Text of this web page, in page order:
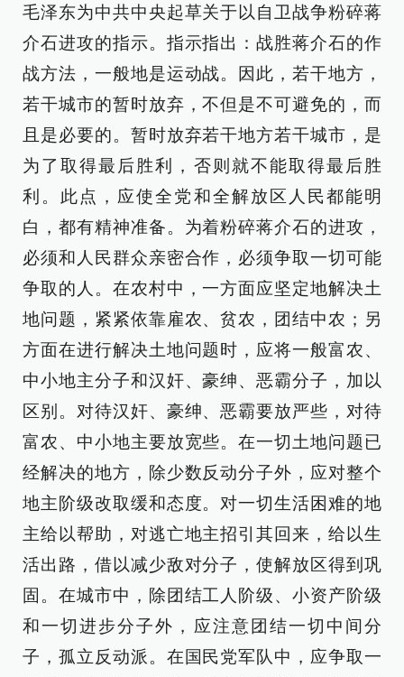
毛泽东为中共中央起草关于以自卫战争粉碎蒋
介石进攻的指示。指示指出：战胜蒋介石的作
战方法，一般地是运动战。因此，若干地方，
若干城市的暂时放弃，不但是不可避免的，而
且是必要的。暂时放弃若干地方若干城市，是
为了取得最后胜利，否则就不能取得最后胜
利。此点，应使全党和全解放区人民都能明
白，都有精神准备。为着粉碎蒋介石的进攻，
必须和人民群众亲密合作，必须争取一切可能
争取的人。在农村中，一方面应坚定地解决土
地问题，紧紧依靠雇农、贫农，团结中农；另
方面在进行解决土地问题时，应将一般富农、
中小地主分子和汉奸、豪绅、恶霸分子，加以
区别。对待汉奸、豪绅、恶霸要放严些，对待
富农、中小地主要放宽些。在一切土地问题已
经解决的地方，除少数反动分子外，应对整个
地主阶级改取缓和态度。对一切生活困难的地
主给以帮助，对逃亡地主招引其回来，给以生
活出路，借以减少敌对分子，使解放区得到巩
固。在城市中，除团结工人阶级、小资产阶级
和一切进步分子外，应注意团结一切中间分
子，孤立反动派。在国民党军队中，应争取一